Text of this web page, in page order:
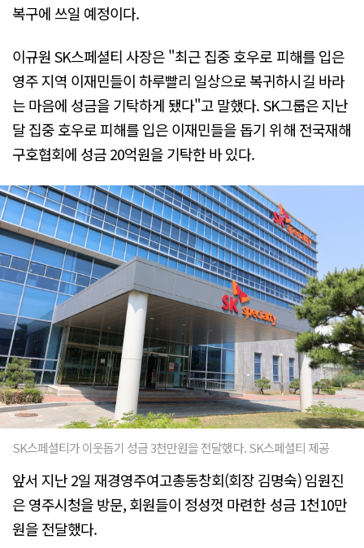
복구에 쓰일 예정이다.
이규원 SK스페셜티 사장은 "최근 집중 호우로 피해를 입은
영주 지역 이재민들이 하루빨리 일상으로 복귀하시길 바라
는 마음에 성금을 기탁하게 됐다"고 말했다. SK그룹은 지난
달 집중 호우로 피해를 입은 이재민들을 돕기 위해 전국재해
구호협회에 성금 20억원을 기탁한 바 있다.
SK스페셜티가 이웃돕기 성금 3천만원을 전달했다. SK스페셜티 제공
앞서 지난 2일 재경영주여고총동창회(회장 김명숙) 임원진
은 영주시청을 방문, 회원들이 정성껏 마련한 성금 1천10만
원을 전달했다.